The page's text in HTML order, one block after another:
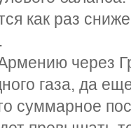
как раз
через
газа, да
суммарное